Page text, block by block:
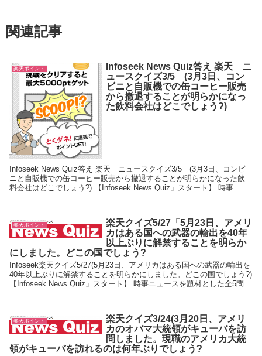
関連記事
楽天ポイント
Infoseek News Quiz答え 楽天 ニ
ュースクイズ3/5 (3月3日、コン
ビニと自販機での缶コーヒー販売
から撤退することが明らかになっ
た飲料会社はどこでしょう?)
Infoseek News Quiz答え 楽天 ニュースクイズ3/5 (3月3日、コンビ
ニと自販機での缶コーヒー販売から撤退することが明らかになった飲
料会社はどこでしょう?) 【Infoseek News Quiz」スタート】 時事...
楽天ポイント
楽天クイズ5/27「5月23日、アメリ
カはある国への武器の輸出を40年
以上ぶりに解禁することを明らか
にしました。どこの国でしょう?
Infoseek楽天クイズ5/27(5月23日、アメリカはある国への武器の輸出を
40年以上ぶりに解禁することを明らかにしました。どこの国でしょう?)
【Infoseek News Quiz」スタート】 時事ニュースを題材とした全5問...
楽天ポイント
楽天クイズ3/24(3月20日、アメリ
カのオバマ大統領がキューバを訪
問しました。現職のアメリカ大統
領がキューバを訪れるのは何年ぶりでしょう?